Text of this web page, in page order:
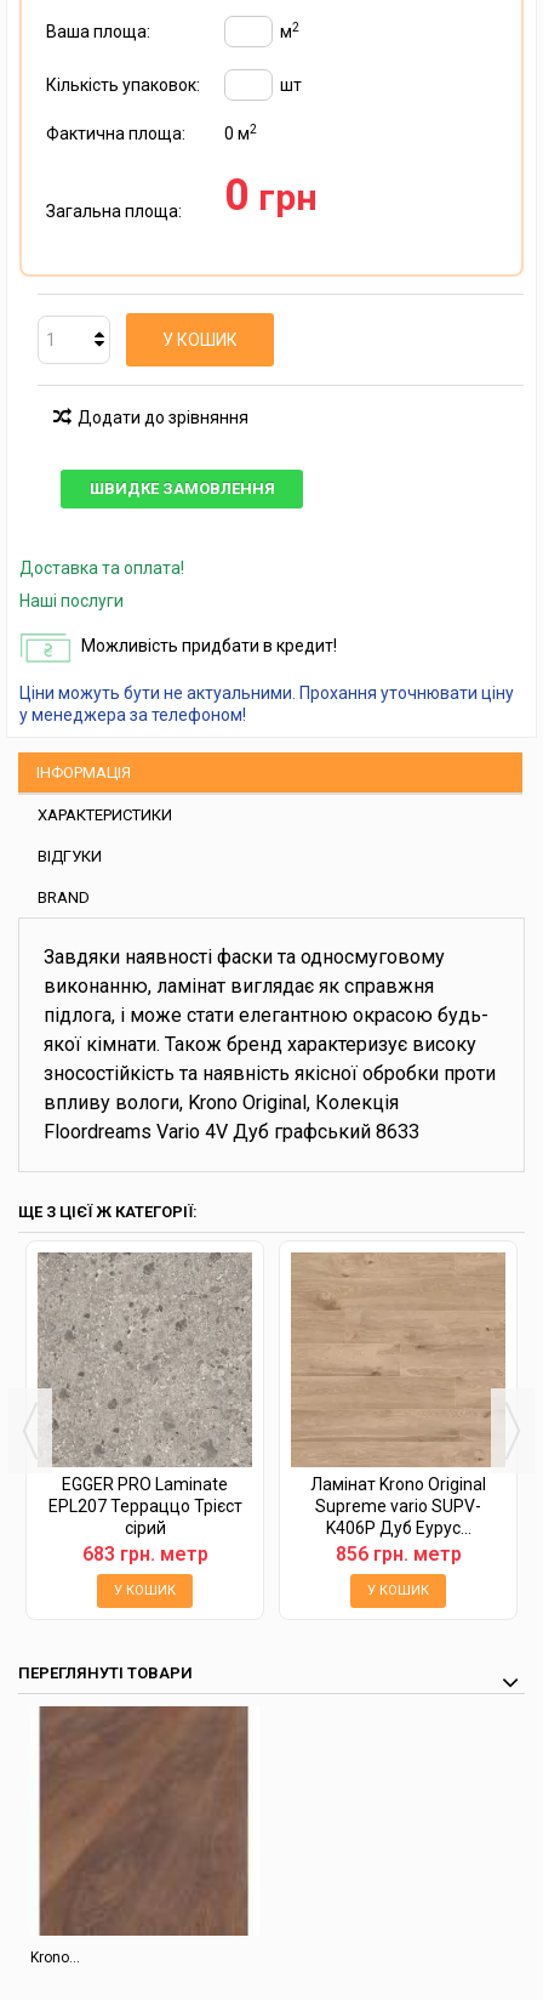
Ваша площа: м2
Кількість упаковок: шт
Фактична площа: 0 м2
Загальна площа: 0 грн
У КОШИК
Додати до зрівняння
ШВИДКЕ ЗАМОВЛЕННЯ
Доставка та оплата!
Наші послуги
Можливість придбати в кредит!
Ціни можуть бути не актуальними. Прохання уточнювати ціну
у менеджера за телефоном!
ІНФОРМАЦІЯ
ХАРАКТЕРИСТИКИ
ВІДГУКИ
BRAND
Завдяки наявності фаски та односмуговому
виконанню, ламінат виглядає як справжня
підлога, і може стати елегантною окрасою будь-
якої кімнати. Також бренд характеризує високу
зносостійкість та наявність якісної обробки проти
впливу вологи, Krono Original, Колекція
Floordreams Vario 4V Дуб графський 8633
ЩЕ З ЦІЄЇ Ж КАТЕГОРІЇ:
EGGER PRO Laminate
EPL207 Терраццо Трієст
сірий
683 грн. метр
У КОШИК
Ламінат Krono Original
Supreme vario SUPV-
K406P Дуб Еурус...
856 грн. метр
У КОШИК
ПЕРЕГЛЯНУТІ ТОВАРИ
Krono...